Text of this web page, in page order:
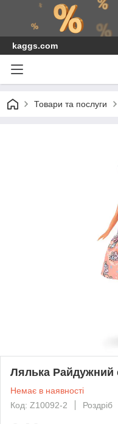
kaggs.com
Товари та послуги
Лялька Райдужний
Немає в наявності
Код: Z10092-2
Роздріб